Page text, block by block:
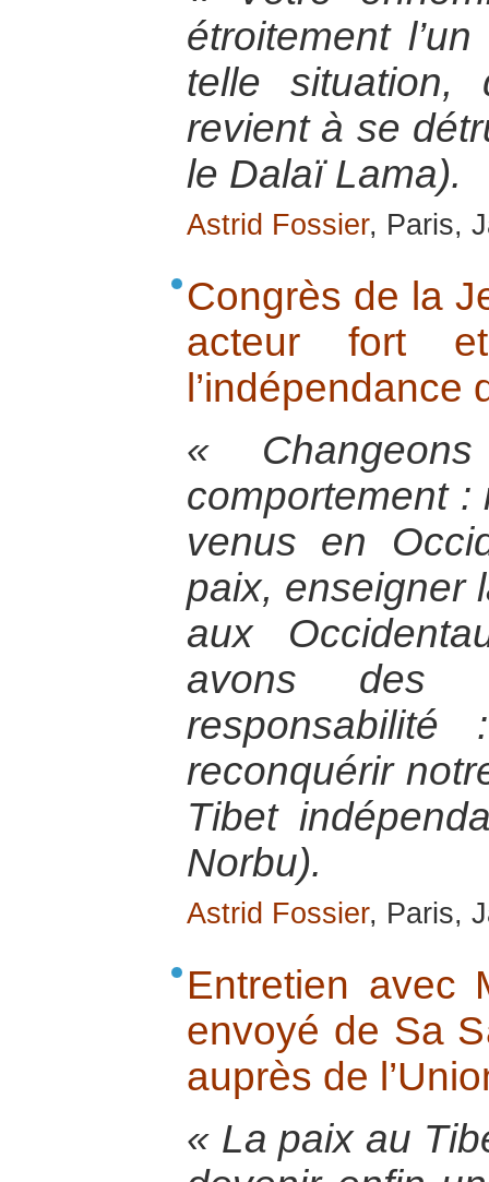
étroitement
telle situation,
revient à se
le Dalaï Lama).
Astrid Fossier, Paris,
Congrès de la
acteur fort
l’indépendance
«
comportement
venus en
paix, enseigner
aux
avons des
reconquérir
Tibet
Norbu).
Astrid Fossier, Paris,
Entretien avec
envoyé de Sa
auprès de
« La paix au